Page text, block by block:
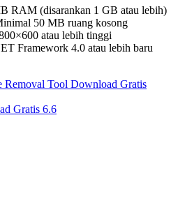
RAM (disarankan 1 GB atau lebih)
50 MB ruang kosong
atau lebih tinggi
Framework 4.0 atau lebih baru
Tool Download Gratis
Gratis 6.6